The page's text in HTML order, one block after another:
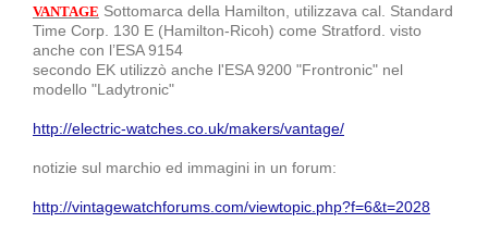
VANTAGE Sottomarca della Hamilton, utilizzava cal. Standard
Time Corp. 130 E (Hamilton-Ricoh) come Stratford. visto
anche con l’ESA 9154
secondo EK utilizzò anche l'ESA 9200 "Frontronic" nel
modello "Ladytronic"
http://electric-watches.co.uk/makers/vantage/
notizie sul marchio ed immagini in un forum:
http://vintagewatchforums.com/viewtopic.php?f=6&t=2028